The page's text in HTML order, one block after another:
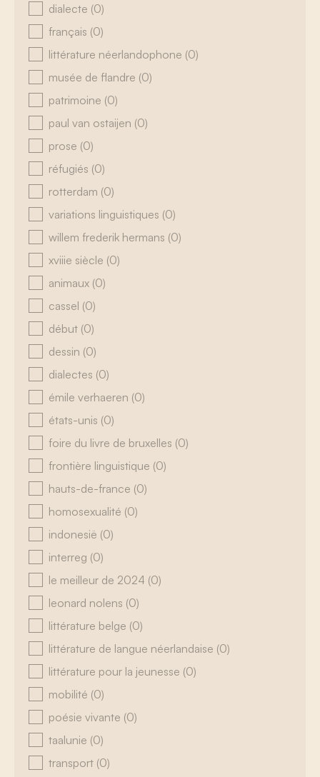
dialecte (0)
français (0)
littérature néerlandophone (0)
musée de flandre (0)
patrimoine (0)
paul van ostaijen (0)
prose (0)
réfugiés (0)
rotterdam (0)
variations linguistiques (0)
willem frederik hermans (0)
xviiie siècle (0)
animaux (0)
cassel (0)
début (0)
dessin (0)
dialectes (0)
émile verhaeren (0)
états-unis (0)
foire du livre de bruxelles (0)
frontière linguistique (0)
hauts-de-france (0)
homosexualité (0)
indonesië (0)
interreg (0)
le meilleur de 2024 (0)
leonard nolens (0)
littérature belge (0)
littérature de langue néerlandaise (0)
littérature pour la jeunesse (0)
mobilité (0)
poésie vivante (0)
taalunie (0)
transport (0)